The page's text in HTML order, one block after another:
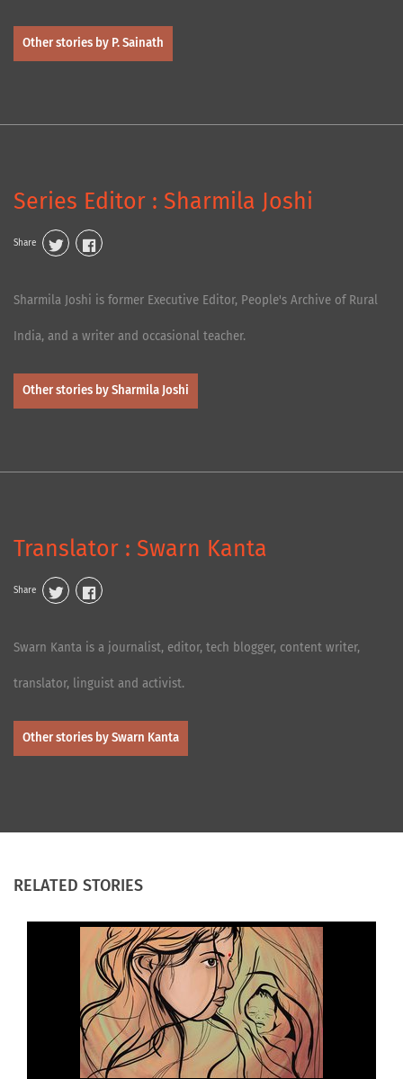
Other stories by P. Sainath
Series Editor : Sharmila Joshi
Share
Sharmila Joshi is former Executive Editor, People's Archive of Rural
India, and a writer and occasional teacher.
Other stories by Sharmila Joshi
Translator : Swarn Kanta
Share
Swarn Kanta is a journalist, editor, tech blogger, content writer,
translator, linguist and activist.
Other stories by Swarn Kanta
RELATED STORIES